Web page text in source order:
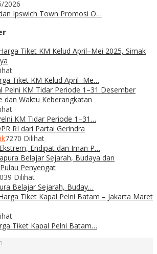
2026
Ipswich Town Promosi O…
Tiket KM Kelud April–Me…
KM Tidar Periode 1–31…
7270 Dilihat
Endipat dan Iman P…
Dilihat
Belajar Sejarah, Buday…
Tiket Kapal Pelni Batam…